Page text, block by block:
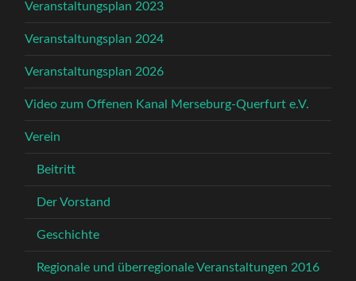
Veranstaltungsplan 2023
Veranstaltungsplan 2024
Veranstaltungsplan 2026
Video zum Offenen Kanal Merseburg-Querfurt e.V.
Verein
Beitritt
Der Vorstand
Geschichte
Regionale und überregionale Veranstaltungen 2016